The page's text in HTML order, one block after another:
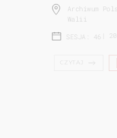
SESJA: 46